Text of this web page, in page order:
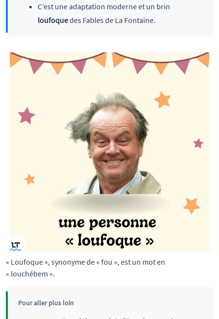
C’est une adaptation moderne et un brin
loufoquedes Fables de La Fontaine.
« Loufoque », synonyme de « fou », est un mot en
« louchébem ».
Pour aller plus loin